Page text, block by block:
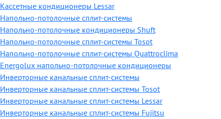
Кассетные кондиционеры Lessar
Напольно-потолочные сплит-системы
Напольно-потолочные кондиционеры Shuft
Напольно-потолочные сплит-системы Tosot
Напольно-потолочные сплит-системы Quattroclima
Energolux напольно-потолочные кондиционеры
Инверторные канальные сплит-системы
Инверторные канальные сплит-системы Tosot
Инверторные канальные сплит-системы Lessar
Инверторные канальные сплит-системы Fujitsu